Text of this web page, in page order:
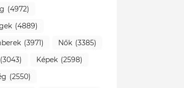
(4972)
(4889)
(3971) Nők (3385)
(3043) Képek (2598)
(2550)